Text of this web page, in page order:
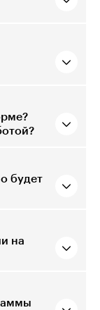
будет
на